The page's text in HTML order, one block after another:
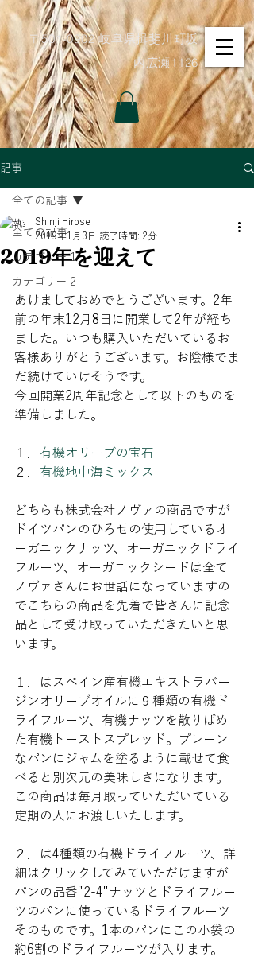
〒501-0902 岐阜県揖斐川町坂
内広瀬1126
記事
全ての記事
カテゴリー 1
カテゴリー 2
全ての記事
2019年を迎えて
Shinji Hirose
2019年1月3日 読了時間: 2分
あけましておめでとうございます。2年
前の年末12月8日に開業して2年が経ち
ました。いつも購入いただいているお
客様ありがとうございます。お陰様でま
だ続けていけそうです。
今回開業2周年記念として以下のものを
準備しました。
１． 有機オリーブの宝石
２． 有機地中海ミックス
どちらも株式会社ノヴァの商品ですが
ドイツパンのひろせの使用しているオ
ーガニックナッツ、オーガニックドライ
フルーツ、オーガニックシードは全て
ノヴァさんにお世話になっていますの
でこちらの商品を先着で皆さんに記念
品として受け取っていただきたいと思
います。
１．はスペイン産有機エキストラバー
ジンオリーブオイルに９種類の有機ド
ライフルーツ、有機ナッツを散りばめ
た有機トーストスプレッド。プレーン
なパンにジャムを塗るように載せて食
べると別次元の美味しさになります。
この商品は毎月取っていただいている
定期の人にお渡しいたします。
２．は4種類の有機ドライフルーツ、詳
細はクリックしてみていただけますが
パンの品番"2-4"ナッツとドライフルー
ツのパンに使っているドライフルーツ
そのものです。1本のパンにこの小袋の
約6割のドライフルーツが入ります。